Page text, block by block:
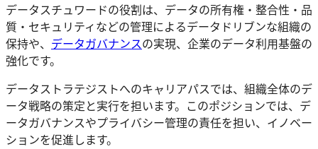
データスチュワードの役割は、データの所有権・整合性・品
質・セキュリティなどの管理によるデータドリブンな組織の
保持や、 データガバナンスの実現、企業のデータ利用基盤の
強化です。
データストラテジストへのキャリアパスでは、組織全体のデ
ータ戦略の策定と実行を担います。このポジションでは、デ
ータガバナンスやプライバシー管理の責任を担い、イノベー
ションを促進します。